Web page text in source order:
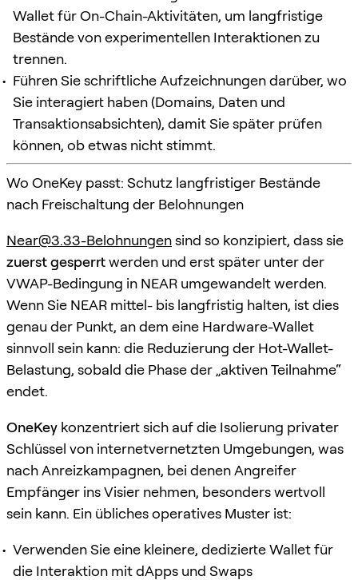
Wallet für On-Chain-Aktivitäten, um langfristige
Bestände von experimentellen Interaktionen zu
trennen.
Führen Sie schriftliche Aufzeichnungen darüber, wo
Sie interagiert haben (Domains, Daten und
Transaktionsabsichten), damit Sie später prüfen
können, ob etwas nicht stimmt.
Wo OneKey passt: Schutz langfristiger Bestände
nach Freischaltung der Belohnungen
Near@3.33-Belohnungensind so konzipiert, dass sie
zuerst gesperrtwerden und erst später unter der
VWAP-Bedingung in NEAR umgewandelt werden.
Wenn Sie NEAR mittel- bis langfristig halten, ist dies
genau der Punkt, an dem eine Hardware-Wallet
sinnvoll sein kann: die Reduzierung der Hot-Wallet-
Belastung, sobald die Phase der „aktiven Teilnahme“
endet.
OneKey konzentriert sich auf die Isolierung privater
Schlüssel von internetvernetzten Umgebungen, was
nach Anreizkampagnen, bei denen Angreifer
Empfänger ins Visier nehmen, besonders wertvoll
sein kann. Ein übliches operatives Muster ist:
Verwenden Sie eine kleinere, dedizierte Wallet für
die Interaktion mit dApps und Swaps